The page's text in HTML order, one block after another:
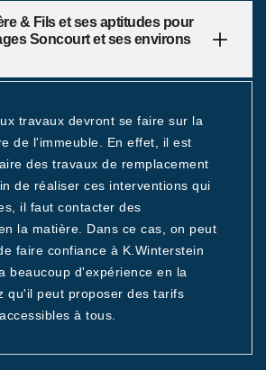
& Fils et ses aptitudes pour
Soncourt et ses environs
travaux devront se faire sur la
de l'immeuble. En effet, il est
des travaux de remplacement
de réaliser ces interventions qui
il faut contacter des
la matière. Dans ce cas, on peut
faire confiance à K.Winterstein
beaucoup d'expérience en la
qu'il peut proposer des tarifs
à tous.